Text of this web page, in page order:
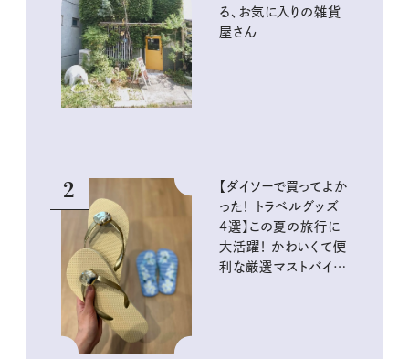
る、お気に入りの雑貨
屋さん
2
【ダイソーで買ってよか
った！ トラベルグッズ
4選】この夏の旅行に
大活躍！ かわいくて便
利な厳選マストバイア